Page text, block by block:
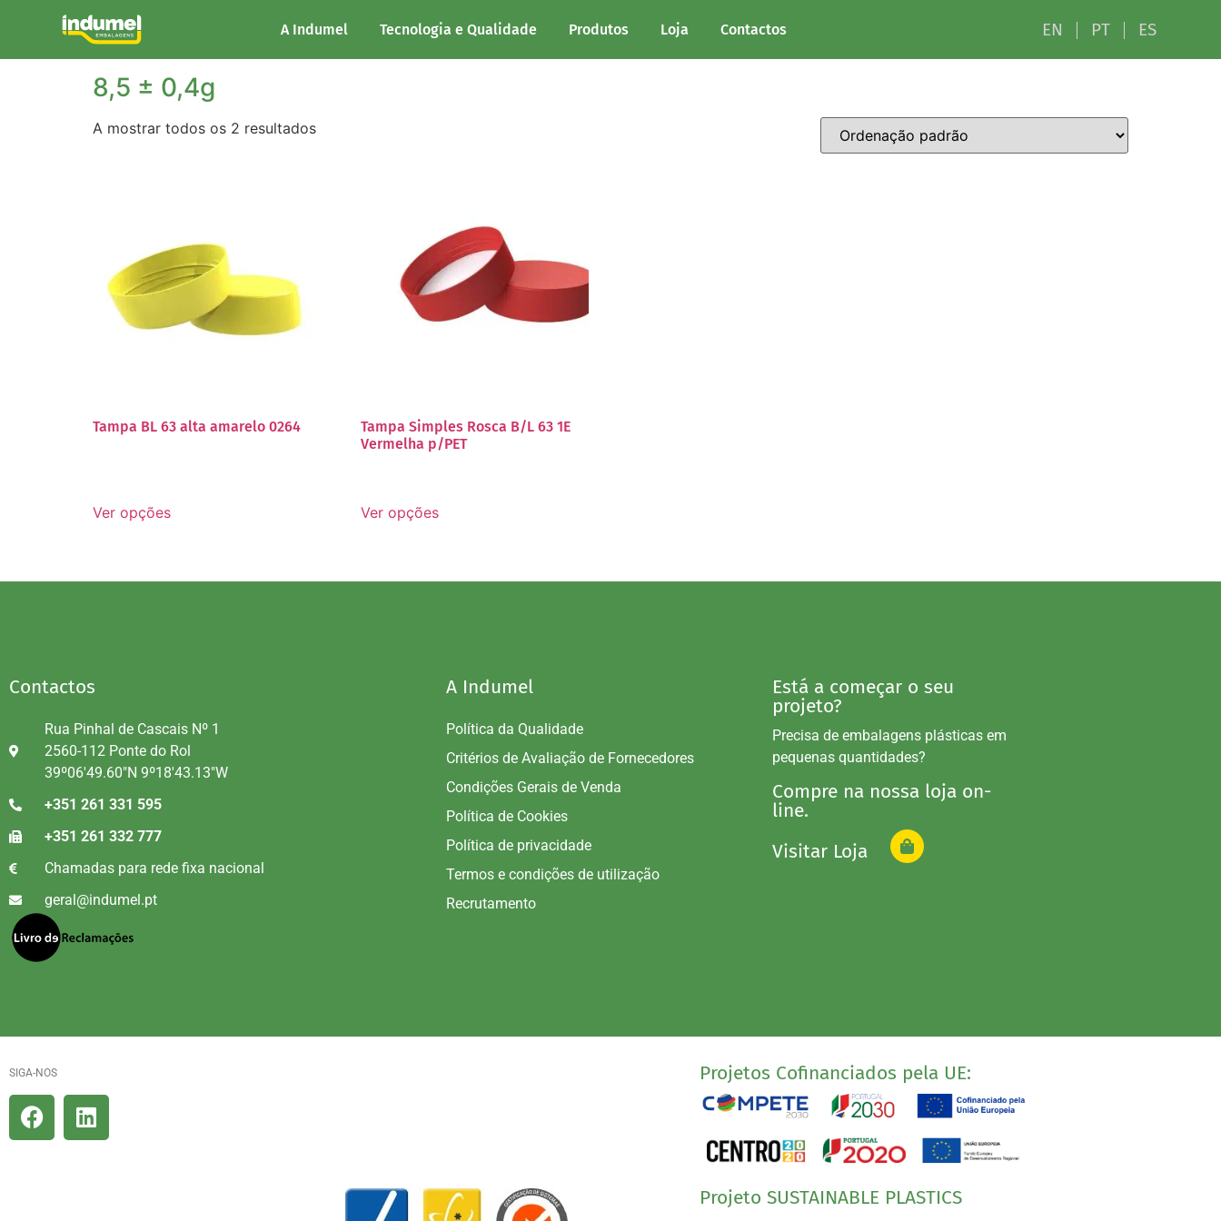
A Indumel Tecnologia e Qualidade Produtos Loja Contactos EN PT ES
/ Peso do produto / 8,5 ± 0,4g
8,5 ± 0,4g
A mostrar todos os 2 resultados
Tampa BL 63 alta amarelo 0264
Ver opções
Tampa Simples Rosca B/L 63 1E
Vermelha p/PET
Ver opções
Contactos
Rua Pinhal de Cascais Nº 1
2560-112 Ponte do Rol
39º06'49.60"N 9º18'43.13"W
+351 261 331 595
+351 261 332 777
Chamadas para rede fixa nacional
geral@indumel.pt
A Indumel
Política da Qualidade
Critérios de Avaliação de Fornecedores
Condições Gerais de Venda
Política de Cookies
Política de privacidade
Termos e condições de utilização
Recrutamento
Está a começar o seu
projeto?
Precisa de embalagens plásticas em
pequenas quantidades?
Compre na nossa loja on-
line.
Visitar Loja
SIGA-NOS Projetos Cofinanciados pela UE:
Projeto SUSTAINABLE PLASTICS